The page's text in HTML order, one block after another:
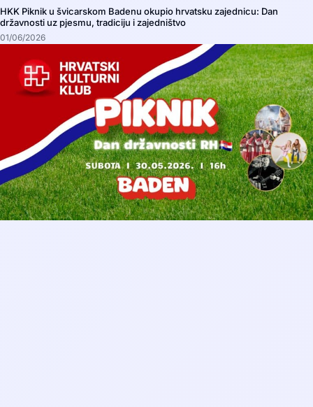
HKK Piknik u švicarskom Badenu okupio hrvatsku zajednicu: Dan
državnosti uz pjesmu, tradiciju i zajedništvo
01/06/2026